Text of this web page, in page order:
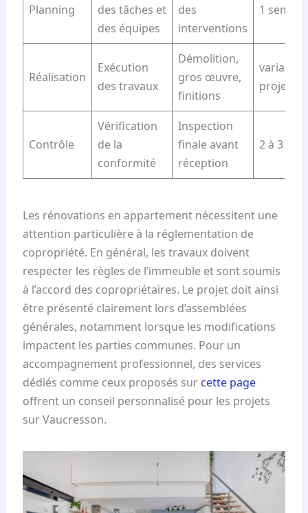
Planning
des tâches et
des équipes
des
interventions
1
Réalisation
Exécution
des travaux
Démolition,
gros œuvre,
finitions
variable
projet
Contrôle
Vérification
de la
conformité
Inspection
finale avant
réception
2 à 3
Les rénovations en appartement nécessitent une
attention particulière à la réglementation de
copropriété. En général, les travaux doivent
respecter les règles de l’immeuble et sont soumis
à l’accord des copropriétaires. Le projet doit ainsi
être présenté clairement lors d’assemblées
générales, notamment lorsque les modifications
impactent les parties communes. Pour un
accompagnement professionnel, des services
dédiés comme ceux proposés sur cette page
offrent un conseil personnalisé pour les projets
sur Vaucresson.